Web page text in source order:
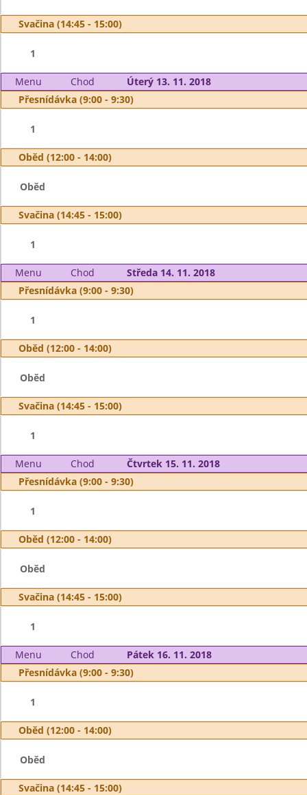
Svačina (14:45 - 15:00)
1
Menu Chod
Úterý 13. 11. 2018
Přesnídávka (9:00 - 9:30)
1
Oběd (12:00 - 14:00)
Oběd
Svačina (14:45 - 15:00)
1
Menu Chod
Středa 14. 11. 2018
Přesnídávka (9:00 - 9:30)
1
Oběd (12:00 - 14:00)
Oběd
Svačina (14:45 - 15:00)
1
Menu Chod
Čtvrtek 15. 11. 2018
Přesnídávka (9:00 - 9:30)
1
Oběd (12:00 - 14:00)
Oběd
Svačina (14:45 - 15:00)
1
Menu Chod
Pátek 16. 11. 2018
Přesnídávka (9:00 - 9:30)
1
Oběd (12:00 - 14:00)
Oběd
Svačina (14:45 - 15:00)